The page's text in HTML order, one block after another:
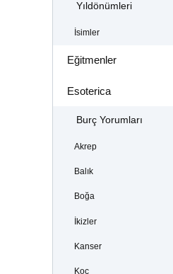
Yıldönümleri
İsimler
Eğitmenler
Esoterica
Burç Yorumları
Akrep
Balık
Boğa
İkizler
Kanser
Koç